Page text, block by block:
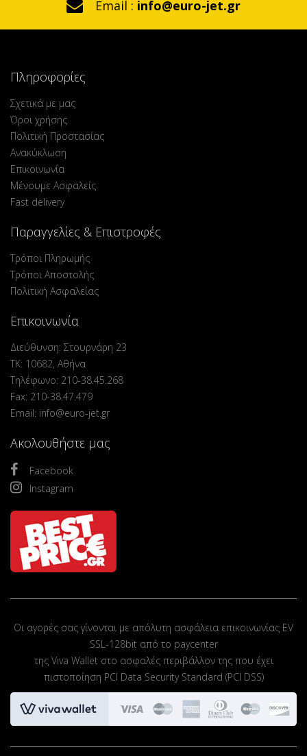
Email : info@euro-jet.gr
Πληροφορίες
Σχετικά με μας
Όροι χρήσης
Πολιτική Προστασίας
Ανακύκλωση
Επικοινωνία
Μένουμε Ασφαλείς
Fast delivery
Παραγγελίες & Επιστροφές
Τρόποι Πληρωμής
Τρόποι Αποστολής
Πολιτική Ασφαλείας
Επικοινωνία
Διεύθυνση: Στουρνάρη 23
ΤΚ: 10682, Αθήνα
Τηλέφωνο: 210-38.45.268
Fax: 210-38.47.479
Email: info@euro-jet.gr
Ακολουθήστε μας
Facebook
Instagram
Οι αγορές σας γίνονται με απόλυτη ασφάλεια επικοινωνίας EV
SSL-128bit από το paycenter
της Viva Wallet στο ασφαλές περιβάλλον της που έχει
πιστοποίηση PCI Data Security Standard (PCI DSS)